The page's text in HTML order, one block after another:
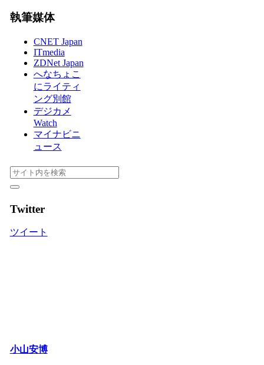
執筆媒体
CNET Japan
ITmedia
ZDNet Japan
へなちょこ
にライティ
ング別館
デジカメ
Watch
マイナビニ
ュース
Twitter
ツイート
小山安博